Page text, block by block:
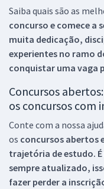
Saiba quais são as
concurso e comece a
muita dedicação,
experientes no ramo
conquistar uma vaga
Concursos
os concursos com
Conte com a nossa
os concursos abertos
trajetória de estudo.
sempre atualizado,
fazer perder a